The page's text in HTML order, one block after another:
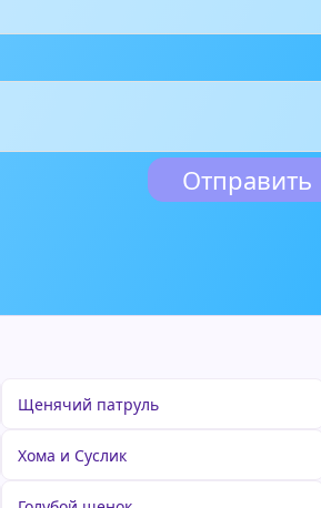
Щенячий патруль
Хома и Суслик